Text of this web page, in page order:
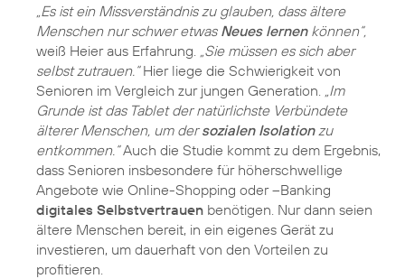
„Es ist ein Missverständnis zu glauben, dass ältere
Menschen nur schwer etwas Neues lernenkönnen“,
weiß Heier aus Erfahrung.
„Sie müssen es sich aber
selbst zutrauen.“Hier liege die Schwierigkeit von
Senioren im Vergleich zur jungen Generation.
„Im
Grunde ist das Tablet der natürlichste Verbündete
älterer Menschen, um dersozialen Isolationzu
entkommen.“Auch die Studie kommt zu dem Ergebnis,
dass Senioren insbesondere für höherschwellige
Angebote wie Online-Shopping oder –Banking
digitales Selbstvertrauen benötigen. Nur dann seien
ältere Menschen bereit, in ein eigenes Gerät zu
investieren, um dauerhaft von den Vorteilen zu
profitieren.